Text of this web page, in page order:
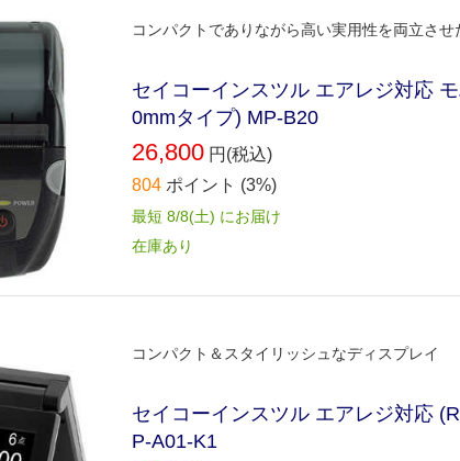
コンパクトでありながら高い実用性を両立さ
セイコーインスツル エアレジ対応
0mmタイプ) MP-B20
26,800 円(税込)
804 ポイント (3%)
最短 8/8(土) にお届け
在庫あり
コンパクト＆スタイリッシュなディスプレイ
セイコーインスツル エアレジ対応
P-A01-K1